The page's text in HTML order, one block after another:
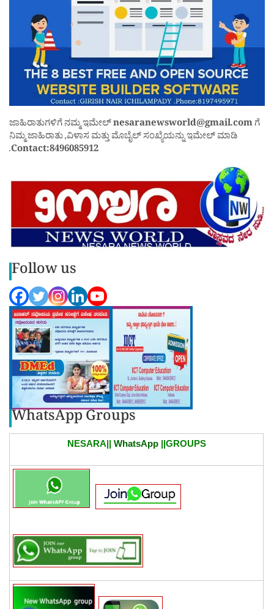
ಜಾಹಿರಾತುಗಳಿಗೆ ನಮ್ಮ ಇಮೇಲ್nesaranewsworld@gmail.comಗೆ
ನಿಮ್ಮ ಜಾಹಿರಾತು ,ವಿಳಾಸ ಮತ್ತು ಮೊಬೈಲ್ ಸಂಖ್ಯೆಯನ್ನು ಇಮೇಲ್ ಮಾಡಿ
.Contact:8496085912
Follow us
WhatsApp Groups
NESARA|| WhatsApp||GROUPS